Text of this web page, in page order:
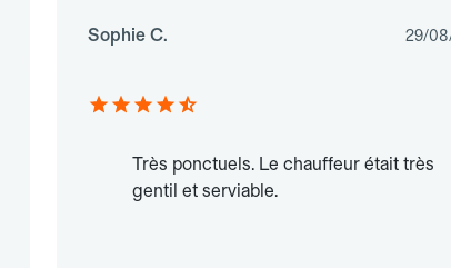
Sophie C. 29/
Très ponctuels. Le chauffeur était très
gentil et serviable.